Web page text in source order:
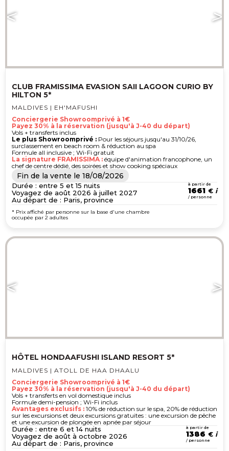
CLUB FRAMISSIMA EVASION SAII LAGOON CURIO BY
HILTON 5*
MALDIVES | EH'MAFUSHI
Conciergerie Showroomprivé à 1€
Payez 30% à la réservation (jusqu'à J-40 du départ)
Vols + transferts inclus
Le plus Showroomprivé : Pour les séjours jusqu'au 31/10/26,
surclassement en beach room & réduction au spa
Formule all inclusive ; Wi-Fi gratuit
La signature FRAMISSIMA : équipe d'animation francophone, un
chef de centre dédié, des soirées et show cooking spéciaux
Fin de la vente le 18/08/2026
Durée : entre 5 et 15 nuits
Voyagez de août 2026 à juillet 2027
Au départ de : Paris, province
à partir de
1661 €
/ personne
* Prix affiché par personne sur la base d'une chambre
occupée par 2 adultes
HÔTEL HONDAAFUSHI ISLAND RESORT 5*
MALDIVES | ATOLL DE HAA DHAALU
Conciergerie Showroomprivé à 1€
Payez 30% à la réservation (jusqu'à J-40 du départ)
Vols + transferts en vol domestique inclus
Formule demi-pension ; Wi-Fi inclus
Avantages exclusifs : 10% de réduction sur le spa, 20% de réduction
sur les excursions et deux excursions gratuites : une excursion de pêche
et une excursion de plongée en apnée par séjour
Durée : entre 6 et 14 nuits
Voyagez de août à octobre 2026
Au départ de : Paris, province
à partir de
1386 €
/ personne